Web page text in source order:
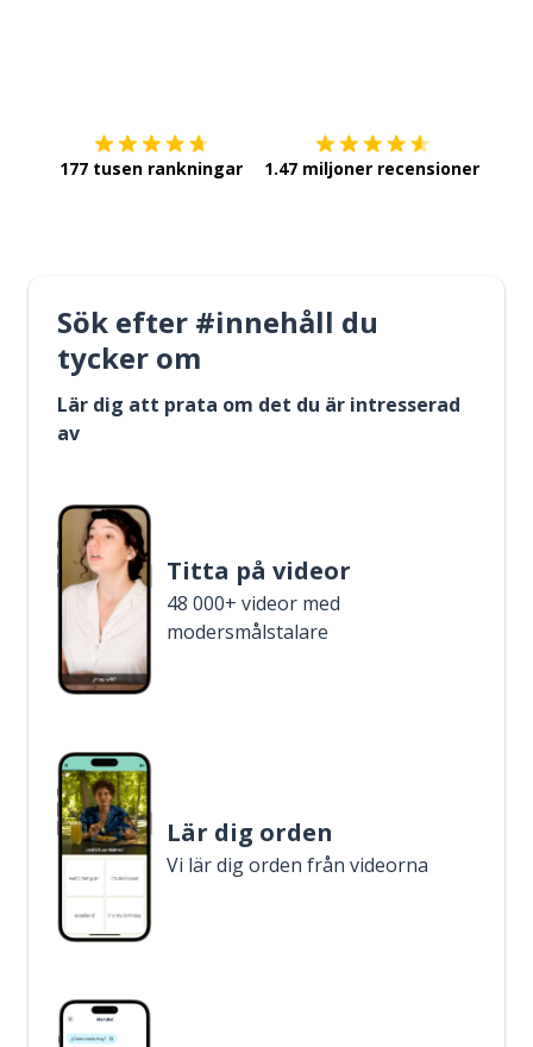
177 tusen rankningar 1.47 miljoner recensioner
Sök efter #innehåll du
tycker om
Lär dig att prata om det du är intresserad
av
Titta på videor
48 000+ videor med
modersmålstalare
Lär dig orden
Vi lär dig orden från videorna